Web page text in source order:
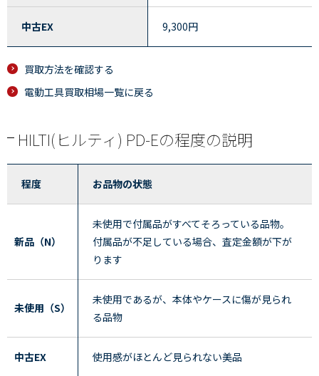
中古EX 9,300円
買取方法を確認する
電動工具買取相場一覧に戻る
HILTI(ヒルティ) PD-Eの程度の説明
程度 お品物の状態
新品（N）
未使用で付属品がすべてそろっている品物。
付属品が不足している場合、査定金額が下が
ります
未使用（S）
未使用であるが、本体やケースに傷が見られ
る品物
中古EX 使用感がほとんど見られない美品